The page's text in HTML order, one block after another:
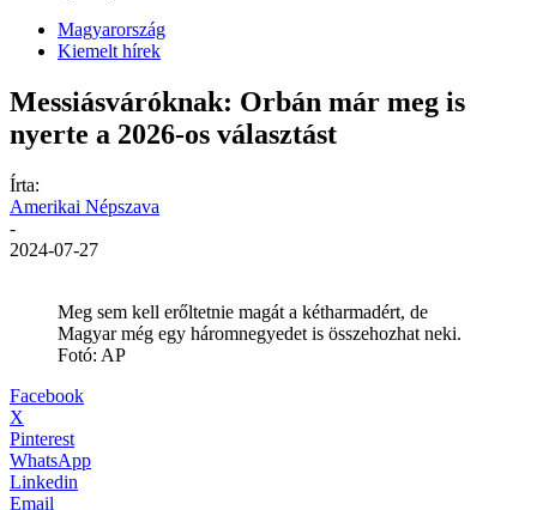
Magyarország
Kiemelt hírek
Messiásváróknak: Orbán már meg is
nyerte a 2026-os választást
Írta:
Amerikai Népszava
-
2024-07-27
Meg sem kell erőltetnie magát a kétharmadért, de
Magyar még egy háromnegyedet is összehozhat neki.
Fotó: AP
Facebook
X
Pinterest
WhatsApp
Linkedin
Email